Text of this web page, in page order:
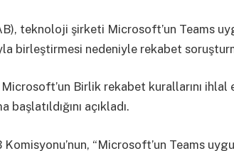
teknoloji şirketi Microsoft’un Teams
birleştirmesi nedeniyle rekabet
Birlik rekabet kurallarını
başlatıldığını açıkladı.
Komisyonu’nun, “Microsoft’un Teams